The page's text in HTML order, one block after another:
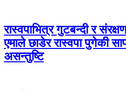
रास्वपाभित्र गुटबन्दी र
एमाले छाडेर रास्वपा पुगेकी
असन्तुष्टि